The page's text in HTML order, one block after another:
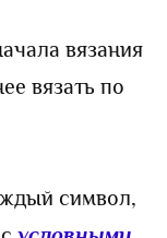
вязания
вязать по
символ,